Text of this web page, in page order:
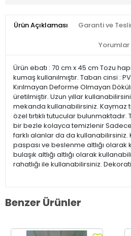
Ürün Açıklaması Garanti ve
Yorumlar
Ürün ebatı : 70 cm x 45 cm Tozu
kumaş kullanılmıştır. Taban cinsi :
Kırılmayan Deforme Olmayan
üretilmiştir. Uzun yıllar
mekanda kullanabilirsiniz. Kaymaz
özel tırtıklı tutucular
bir bezle kolayca temizlenir
farklı alanlar da da
paspası ve beslenme altlığı olarak
bulaşık altlığı altlığı olarak
rahatlığı ile kullanabilirsiniz.
Benzer Ürünler